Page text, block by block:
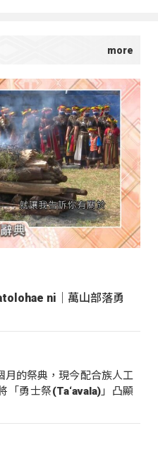
ni｜萬山部落勇
月的祭典，現今配合族人工
「勇士祭(Ta‘avala)」凸顯